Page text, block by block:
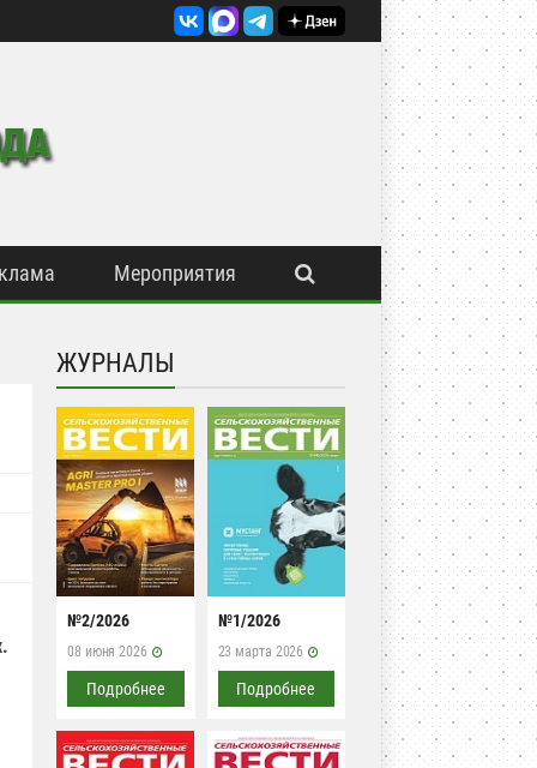
Мероприятия
ЖУРНАЛЫ
№2/2026
08 июня 2026
Подробнее
№1/2026
23 марта 2026
Подробнее